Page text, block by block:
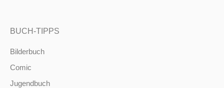
BUCH-TIPPS
Bilderbuch
Comic
Jugendbuch